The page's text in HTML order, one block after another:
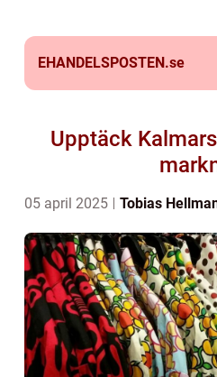
EHANDELSPOSTEN.se
Upptäck
05 april 2025 Tobias